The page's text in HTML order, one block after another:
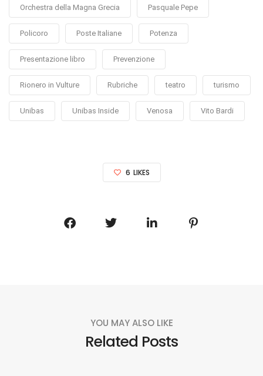
Orchestra della Magna Grecia Pasquale Pepe
Policoro Poste Italiane Potenza
Presentazione libro Prevenzione
Rionero in Vulture Rubriche teatro turismo
Unibas Unibas Inside Venosa Vito Bardi
6 LIKES
YOU MAY ALSO LIKE
Related Posts